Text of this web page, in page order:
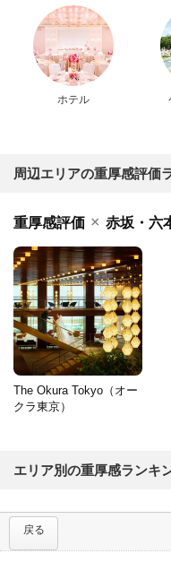
ホテル
周辺エリアの重厚感評価
重厚感評価 × 赤坂・六
The Okura Tokyo（オー
クラ東京）
エリア別の重厚感ランキ
戻る